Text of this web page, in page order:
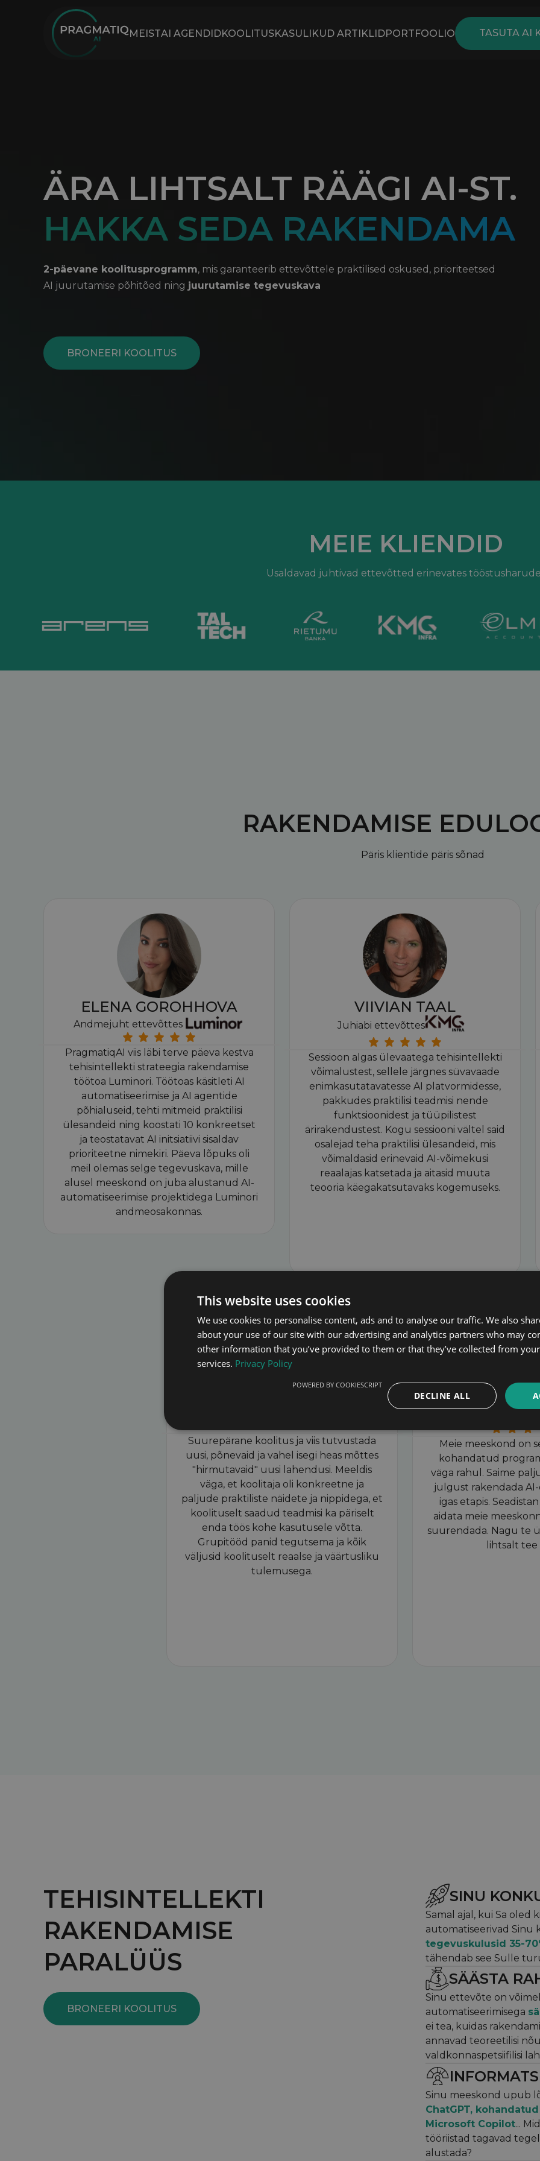
MEISTAI AGENDIDKOOLITUSKASULIKUD ARTIKLIDPORTFOOLIO TASUTA AI
BRONEERI KOOLITUS
2-päevane koolitusprogramm, mis garanteerib ettevõttele praktilised oskused, prioriteetsed
AI juurutamise põhitõed ning juurutamise tegevuskava
ÄRA LIHTSALT RÄÄGI AI-ST.
HAKKA SEDA RAKENDAMA
Usaldavad juhtivad ettevõtted erinevates
MEIE KLIENDID
KAREL
Meie meeskond on
kohandatud
väga rahul. Saime
julgust rakendada
igas etapis.
aidata meie
suurendada. Nagu te
lihtsalt tee
Suurepärane koolitus ja viis tutvustada
uusi, põnevaid ja vahel isegi heas mõttes
"hirmutavaid" uusi lahendusi. Meeldis
väga, et koolitaja oli konkreetne ja
paljude praktiliste näidete ja nippidega, et
koolituselt saadud teadmisi ka päriselt
enda töös kohe kasutusele võtta.
Grupitööd panid tegutsema ja kõik
väljusid koolituselt reaalse ja väärtusliku
tulemusega.
VIIVIAN TAAL
Juhiabi ettevõttes
Sessioon algas ülevaatega tehisintellekti
võimalustest, sellele järgnes süvavaade
enimkasutatavatesse AI platvormidesse,
pakkudes praktilisi teadmisi nende
funktsioonidest ja tüüpilistest
ärirakendustest. Kogu sessiooni vältel said
osalejad teha praktilisi ülesandeid, mis
võimaldasid erinevaid AI-võimekusi
reaalajas katsetada ja aitasid muuta
teooria käegakatsutavaks kogemuseks.
ELENA GOROHHOVA
Andmejuht ettevõttes
PragmatiqAI viis läbi terve päeva kestva
tehisintellekti strateegia rakendamise
töötoa Luminori. Töötoas käsitleti AI
automatiseerimise ja AI agentide
põhialuseid, tehti mitmeid praktilisi
ülesandeid ning koostati 10 konkreetset
ja teostatavat AI initsiatiivi sisaldav
prioriteetne nimekiri. Päeva lõpuks oli
meil olemas selge tegevuskava, mille
alusel meeskond on juba alustanud AI-
automatiseerimise projektidega Luminori
andmeosakonnas.
RAKENDAMISE
Päris klientide päris sõnad
BRONEERI KOOLITUS
TEHISINTELLEKTI
RAKENDAMISE
PARALÜÜS
SINU
Samal ajal, kui Sa oled
automatiseerivad Sinu
tegevuskulusid 35-
tähendab see Sulle
SÄÄSTA
Sinu ettevõte on
automatiseerimisega
ei tea, kuidas
annavad teoreetilisi
valdkonnaspetsiifilisi
Sinu meeskond upub
ChatGPT,
Microsoft Copilot...
tööriistad tagavad
alustada?
This website uses cookies
We use cookies to personalise content, ads and to analyse our traffic. We also
about your use of our site with our advertising and analytics partners who may
other information that you’ve provided to them or that they’ve collected from
services. Privacy Policy
DECLINE ALL
POWERED BY COOKIESCRIPT